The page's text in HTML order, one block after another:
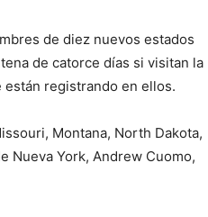
de diez nuevos estados
de catorce días si visitan la
están registrando en ellos.
Montana, North Dakota,
Nueva York, Andrew Cuomo,